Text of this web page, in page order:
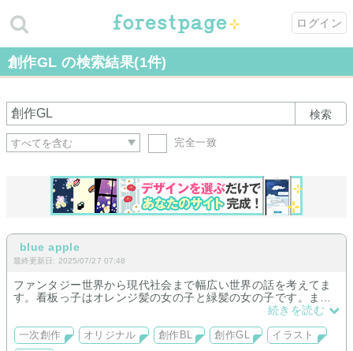
ログイン
創作GL の検索結果(1件)
検索
完全一致
blue apple
最終更新日: 2025/07/27 07:48
ファンタジー世界から現代社会まで幅広い世界の話を考えてま
す。看板っ子はオレンジ髪の女の子と緑髪の女の子です。ま
だ、できたばかりで展示品は少ないです。時々、同性愛も取り
続きを読む
一次創作 オリジナル 創作BL 創作GL
イラスト